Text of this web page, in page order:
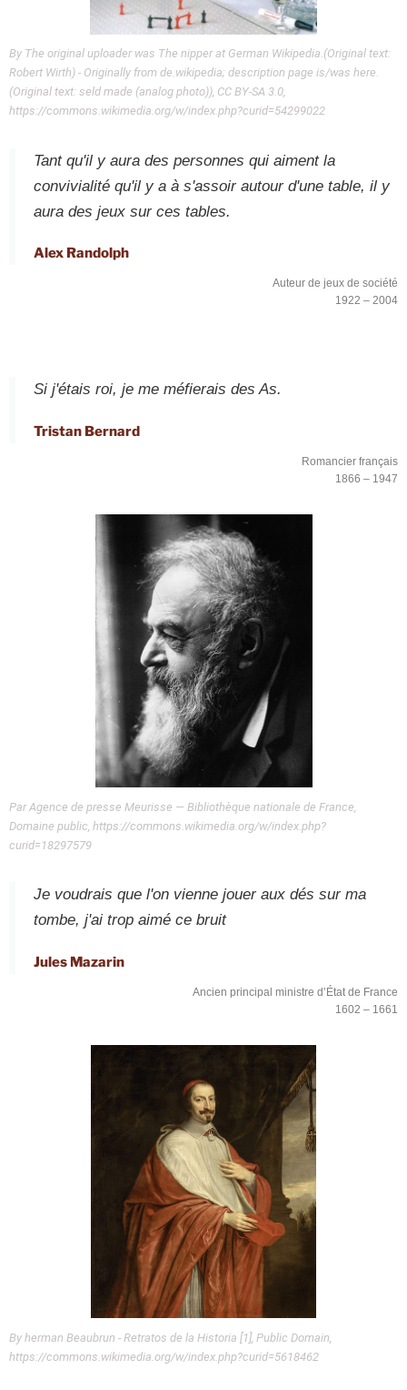
By The original uploader was The nipper at German Wikipedia.(Original text:
Robert Wirth) - Originally from de.wikipedia; description page is/was here.
(Original text: seld made (analog photo)), CC BY-SA 3.0,
https://commons.wikimedia.org/w/index.php?curid=54299022
Tant qu'il y aura des personnes qui aiment la
convivialité qu'il y a à s'assoir autour d'une table, il y
aura des jeux sur ces tables.
Alex Randolph
Auteur de jeux de société
1922 – 2004
Si j'étais roi, je me méfierais des As.
Tristan Bernard
Romancier français
1866 – 1947
Par Agence de presse Meurisse — Bibliothèque nationale de France,
Domaine public, https://commons.wikimedia.org/w/index.php?
curid=18297579
Je voudrais que l'on vienne jouer aux dés sur ma
tombe, j'ai trop aimé ce bruit
Jules Mazarin
Ancien principal ministre d’État de France
1602 – 1661
By herman Beaubrun - Retratos de la Historia [1], Public Domain,
https://commons.wikimedia.org/w/index.php?curid=5618462